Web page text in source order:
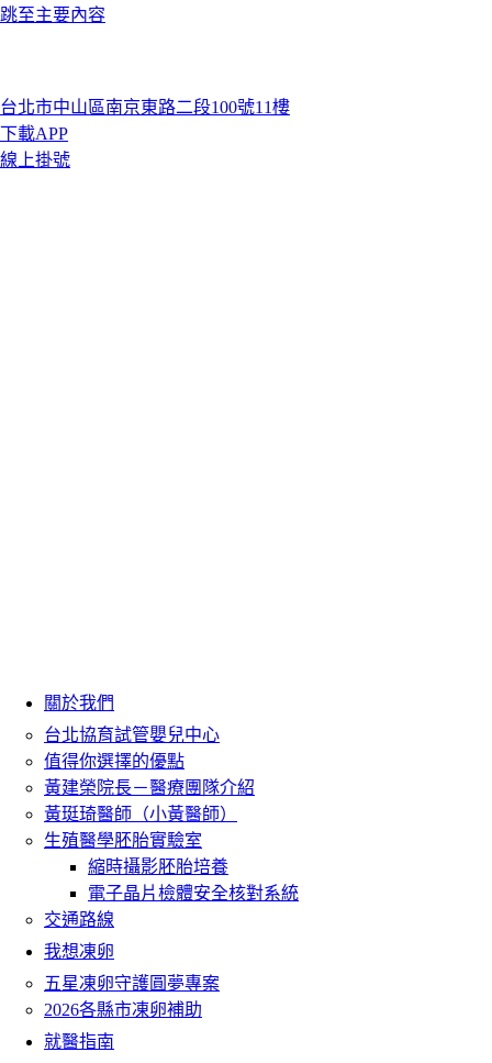
跳至主要內容
台北市中山區南京東路二段100號11樓
下載APP
線上掛號
關於我們
台北協育試管嬰兒中心
值得你選擇的優點
黃建榮院長－醫療團隊介紹
黃珽琦醫師（小黃醫師）
生殖醫學胚胎實驗室
縮時攝影胚胎培養
電子晶片檢體安全核對系統
交通路線
我想凍卵
五星凍卵守護圓夢專案
2026各縣市凍卵補助
就醫指南